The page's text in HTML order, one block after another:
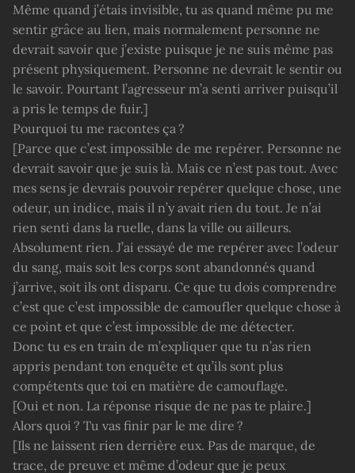
Même quand j’étais invisible, tu as quand même pu me
sentir grâce au lien, mais normalement personne ne
devrait savoir que j’existe puisque je ne suis même pas
présent physiquement. Personne ne devrait le sentir ou
le savoir. Pourtant l’agresseur m’a senti arriver puisqu’il
a pris le temps de fuir.]
Pourquoi tu me racontes ça ?
[Parce que c’est impossible de me repérer. Personne ne
devrait savoir que je suis là. Mais ce n’est pas tout. Avec
mes sens je devrais pouvoir repérer quelque chose, une
odeur, un indice, mais il n’y avait rien du tout. Je n’ai
rien senti dans la ruelle, dans la ville ou ailleurs.
Absolument rien. J’ai essayé de me repérer avec l’odeur
du sang, mais soit les corps sont abandonnés quand
j’arrive, soit ils ont disparu. Ce que tu dois comprendre
c’est que c’est impossible de camoufler quelque chose à
ce point et que c’est impossible de me détecter.
Donc tu es en train de m’expliquer que tu n’as rien
appris pendant ton enquête et qu’ils sont plus
compétents que toi en matière de camouflage.
[Oui et non. La réponse risque de ne pas te plaire.]
Alors quoi ? Tu vas finir par le me dire ?
[Ils ne laissent rien derrière eux. Pas de marque, de
trace, de preuve et même d’odeur que je peux